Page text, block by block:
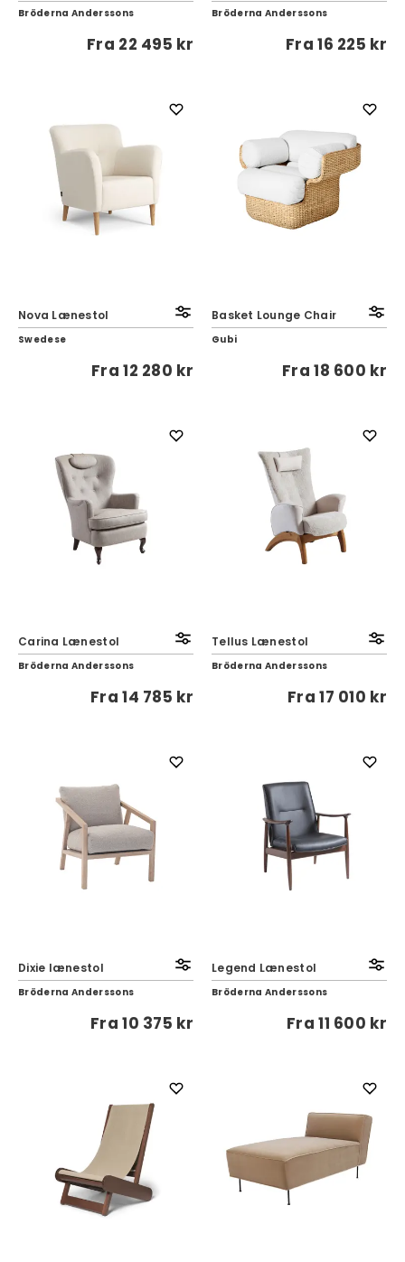
Bröderna Anderssons
Fra 22 495 kr
Bröderna Anderssons
Fra16 225 kr
Nova Lænestol
Swedese
Fra12 280 kr
Basket Lounge Chair
Gubi
Fra18 600 kr
Carina Lænestol
Bröderna Anderssons
Fra14 785 kr
Tellus Lænestol
Bröderna Anderssons
Fra17 010 kr
Dixie lænestol
Bröderna Anderssons
Fra10 375 kr
Legend Lænestol
Bröderna Anderssons
Fra11 600 kr